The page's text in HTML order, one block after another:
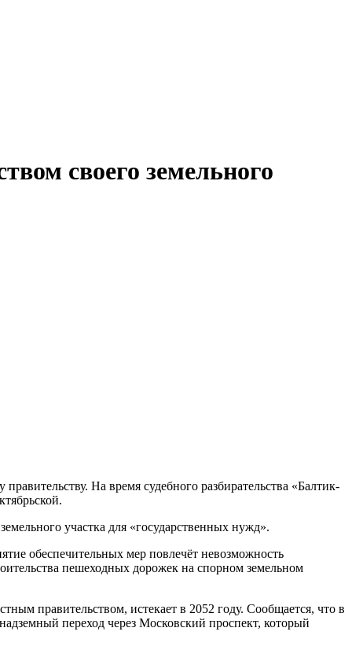
своего земельного
На время судебного разбирательства «Балтик-
участка для «государственных нужд».
обеспечительных мер повлечёт невозможность
пешеходных дорожек на спорном земельном
правительством, истекает в 2052 году. Сообщается, что в
переход через Московский проспект, который